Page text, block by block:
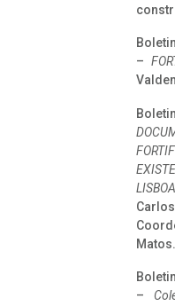
–
–